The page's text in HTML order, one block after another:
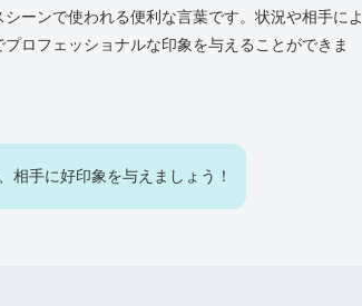
ーンで使われる便利な言葉です。状況や相手によ
ロフェッショナルな印象を与えることができま
相手に好印象を与えましょう！